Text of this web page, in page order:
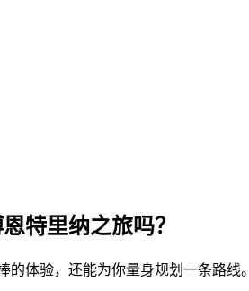
特里纳之旅吗？
的体验，还能为你量身规划一条路线。